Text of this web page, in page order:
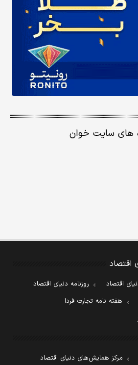
های سایت خوان
اقتصاد
اقتصاد
روزنامه دنیای اقتصاد
هفته نامه تجارت فردا
مرکز همایش‌های دنیای اقتصاد